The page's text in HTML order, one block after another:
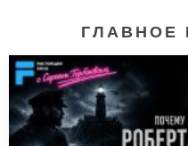
ГЛАВНОЕ